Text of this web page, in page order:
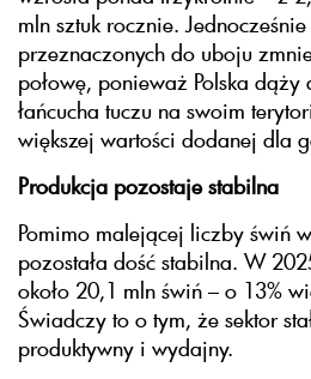
mln sztuk rocznie.
przeznaczonych do uboju
połowę, ponieważ Polska dąży
łańcucha tuczu na swoim
większej wartości dodanej dla
Produkcja pozostaje stabilna
Pomimo malejącej liczby świń
pozostała dość stabilna. W
około 20,1 mln świń – o 13%
Świadczy to o tym, że sektor
produktywny i wydajny.